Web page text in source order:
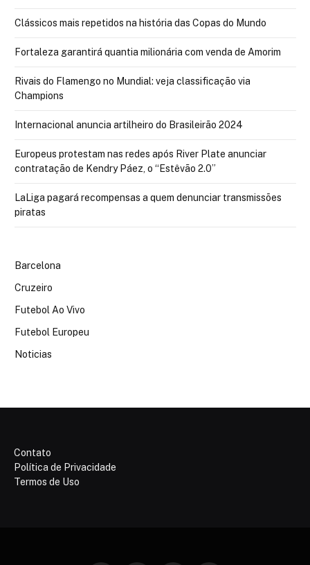
Clássicos mais repetidos na história das Copas do Mundo
Fortaleza garantirá quantia milionária com venda de Amorim
Rivais do Flamengo no Mundial: veja classificação via
Champions
Internacional anuncia artilheiro do Brasileirão 2024
Europeus protestam nas redes após River Plate anunciar
contratação de Kendry Páez, o “Estêvão 2.0”
LaLiga pagará recompensas a quem denunciar transmissões
piratas
Barcelona
Cruzeiro
Futebol Ao Vivo
Futebol Europeu
Noticias
Contato
Política de Privacidade
Termos de Uso